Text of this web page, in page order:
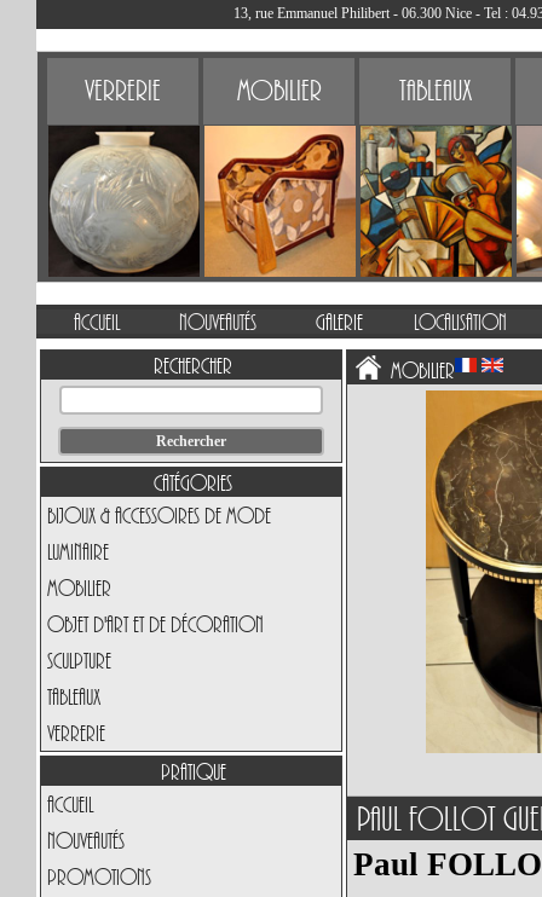
13, rue Emmanuel Philibert - 06.300 Nice - Tel :
Verrerie Mobilier Tableaux
Accueil Nouveautés Galerie
Localisation
Rechercher
Catégories
Bijoux & Accessoires de Mode
Luminaire
Mobilier
Objet d'art et de Décoration
Sculpture
Tableaux
Verrerie
Pratique
Accueil
Nouveautés
Promotions
Mobilier
Paul FOLLOT
Paul